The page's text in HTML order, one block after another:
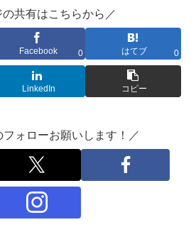
の共有はこちらから／
Facebook 0 はてブ 0
LinkedIn コピー
フォローお願いします！／
X